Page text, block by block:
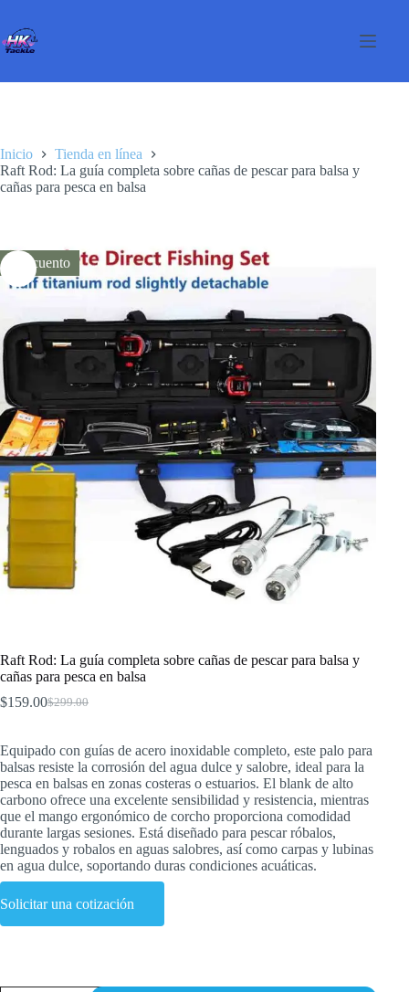
contenido
Inicio
Tienda en línea
Raft Rod: La guía completa sobre cañas de pescar para balsa y
cañas para pesca en balsa
Descuento
Raft Rod: La guía completa sobre cañas de pescar para balsa y
cañas para pesca en balsa
$299.00
El
original
era:
$299.00.
$159.00El
actual
es:
$159.00.
Equipado con guías de acero inoxidable completo, este palo para
balsas resiste la corrosión del agua dulce y salobre, ideal para la
pesca en balsas en zonas costeras o estuarios. El blank de alto
carbono ofrece una excelente sensibilidad y resistencia, mientras
que el mango ergonómico de corcho proporciona comodidad
durante largas sesiones. Está diseñado para pescar róbalos,
lenguados y robalos en aguas salobres, así como carpas y lubinas
en agua dulce, soportando duras condiciones acuáticas.
Solicitar una cotización